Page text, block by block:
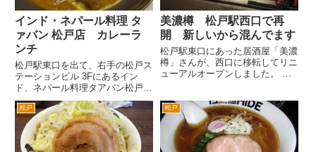
インド・ネパール料理 タ
ァバン 松戸店 カレーラ
ンチ
松戸駅東口を出て、右手の松戸ス
テーションビル 3Fにあるイン
ド、ネパール料理タアバン松戸店
さんです。 柏の南増尾が本店の
人気のインドカレー専門店です。
外回りの時代によく行きました。
ランチメニューは以下のような感
じです。カレーの種類が決まっ...
美濃樽 松戸駅西口で再
開 新しいから混んでます
松戸駅東口にあった居酒屋「美濃
樽」さんが、西口に移転してリニ
ューアルオープンしました。
で、他のテナントもほぼ退去して
います。 新規店舗の場所を探
していた美濃樽さんですが、西口
松戸 松戸